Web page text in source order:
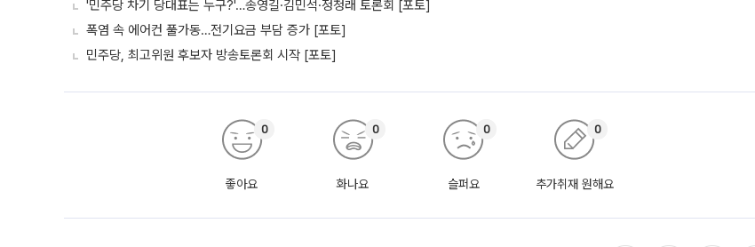
'민주당 차기 당대표는 누구?'…송영길·김민석·정청래 토론회 [포토]
폭염 속 에어컨 풀가동…전기요금 부담 증가 [포토]
민주당, 최고위원 후보자 방송토론회 시작 [포토]
좋아요
0
화나요
0
슬퍼요
0
추가취재 원해요
0